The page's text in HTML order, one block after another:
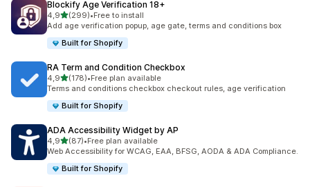
Blockify Age Verification 18+
4,95 yıldız üzerinden
(299)
toplam 299 değerlendirme
•Free to install
Add age verification popup, age gate, terms and conditions box
Built for Shopify
RA Term and Condition Checkbox
4,95 yıldız üzerinden
(178)
toplam 178 değerlendirme
•Free plan available
Terms and conditions checkbox checkout rules, age verification
Built for Shopify
ADA Accessibility Widget by AP
4,95 yıldız üzerinden
(87)
toplam 87 değerlendirme
•Free plan available
Web Accessibility for WCAG, EAA, BFSG, AODA & ADA Compliance.
Built for Shopify